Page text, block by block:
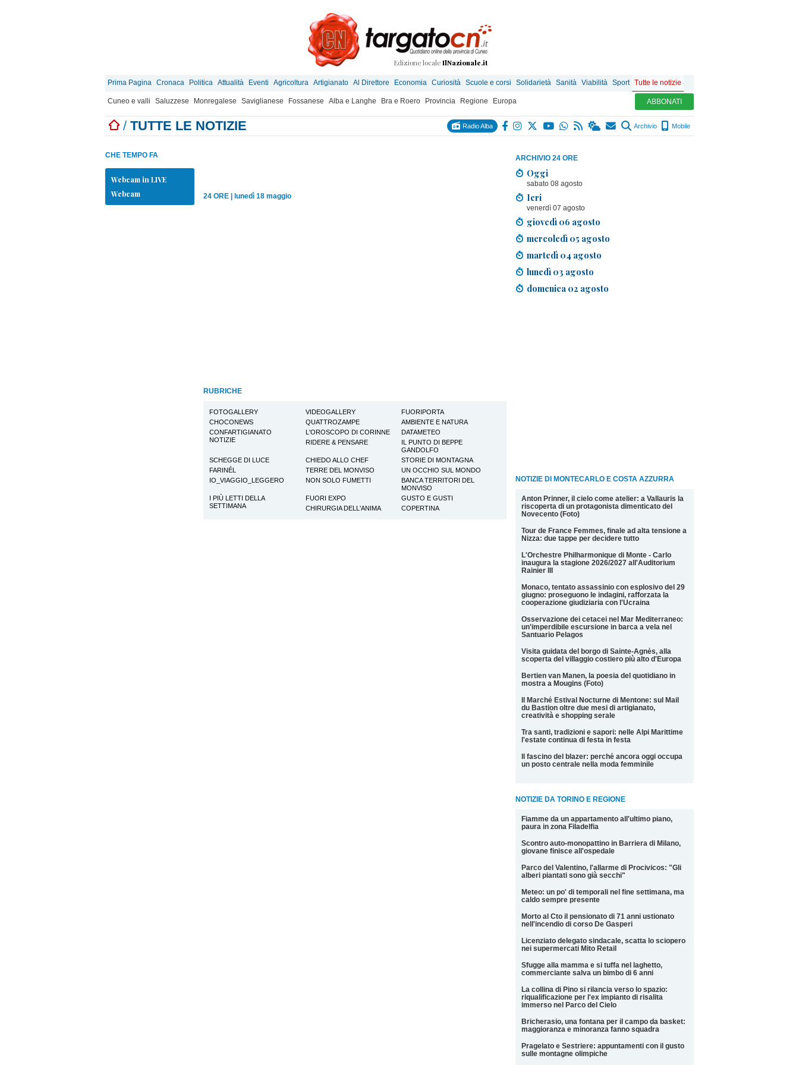
Edizione locale IlNazionale.it
Prima Pagina Cronaca Politica Attualità Eventi Agricoltura Artigianato Al Direttore Economia Curiosità Scuole e corsi Solidarietà Sanità Viabilità Sport Tutte le notizie
Cuneo e valli Saluzzese Monregalese Saviglianese Fossanese Alba e Langhe Bra e Roero Provincia Regione Europa ABBONATI
/ TUTTE LE NOTIZIE Radio Alba Archivio Mobile
ARCHIVIO 24 ORE
Oggi
sabato 08 agosto
Ieri
venerdì 07 agosto
giovedì 06 agosto
mercoledì 05 agosto
martedì 04 agosto
lunedì 03 agosto
domenica 02 agosto
NOTIZIE DI MONTECARLO E COSTA AZZURRA
Anton Prinner, il cielo come atelier: a Vallauris la
riscoperta di un protagonista dimenticato del
Novecento (Foto)
Tour de France Femmes, finale ad alta tensione a
Nizza: due tappe per decidere tutto
L'Orchestre Philharmonique di Monte - Carlo
inaugura la stagione 2026/2027 all'Auditorium
Rainier III
Monaco, tentato assassinio con esplosivo del 29
giugno: proseguono le indagini, rafforzata la
cooperazione giudiziaria con l'Ucraina
Osservazione dei cetacei nel Mar Mediterraneo:
un'imperdibile escursione in barca a vela nel
Santuario Pelagos
Visita guidata del borgo di Sainte-Agnès, alla
scoperta del villaggio costiero più alto d'Europa
Bertien van Manen, la poesia del quotidiano in
mostra a Mougins (Foto)
Il Marché Estival Nocturne di Mentone: sul Mail
du Bastion oltre due mesi di artigianato,
creatività e shopping serale
Tra santi, tradizioni e sapori: nelle Alpi Marittime
l'estate continua di festa in festa
Il fascino del blazer: perché ancora oggi occupa
un posto centrale nella moda femminile
NOTIZIE DA TORINO E REGIONE
Fiamme da un appartamento all'ultimo piano,
paura in zona Filadelfia
Scontro auto-monopattino in Barriera di Milano,
giovane finisce all'ospedale
Parco del Valentino, l'allarme di Procivicos: "Gli
alberi piantati sono già secchi"
Meteo: un po' di temporali nel fine settimana, ma
caldo sempre presente
Morto al Cto il pensionato di 71 anni ustionato
nell'incendio di corso De Gasperi
Licenziato delegato sindacale, scatta lo sciopero
nei supermercati Mito Retail
Sfugge alla mamma e si tuffa nel laghetto,
commerciante salva un bimbo di 6 anni
La collina di Pino si rilancia verso lo spazio:
riqualificazione per l'ex impianto di risalita
immerso nel Parco del Cielo
Bricherasio, una fontana per il campo da basket:
maggioranza e minoranza fanno squadra
Pragelato e Sestriere: appuntamenti con il gusto
sulle montagne olimpiche
CHE TEMPO FA
Webcam in LIVE
Webcam
24 ORE lunedì 18 maggio
RUBRICHE
FOTOGALLERY VIDEOGALLERY
FUORIPORTA
CHOCONEWS
QUATTROZAMPE
AMBIENTE E NATURA
CONFARTIGIANATO
NOTIZIE
L'OROSCOPO DI CORINNE
DATAMETEO
RIDERE & PENSARE
IL PUNTO DI BEPPE
GANDOLFO
SCHEGGE DI LUCE
CHIEDO ALLO CHEF
STORIE DI MONTAGNA
FARINÉL
TERRE DEL MONVISO
UN OCCHIO SUL MONDO
IO_VIAGGIO_LEGGERO
NON SOLO FUMETTI
BANCA TERRITORI DEL
MONVISO
I PIÙ LETTI DELLA
SETTIMANA
FUORI EXPO
GUSTO E GUSTI
CHIRURGIA DELL'ANIMA
COPERTINA